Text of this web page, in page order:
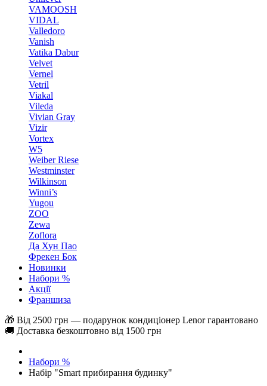
VAMOOSH
VIDAL
Valledoro
Vanish
Vatika Dabur
Velvet
Vernel
Vetril
Viakal
Vileda
Vivian Gray
Vizir
Vortex
W5
Weiber Riese
Westminster
Wilkinson
Winni’s
Yugou
ZOO
Zewa
Zoflora
Да Хун Пао
Фрекен Бок
Новинки
Набори %
Акції
Франшиза
🎁 Від 2500 грн — подарунок кондиціонер Lenor гарантовано
🚚 Доставка безкоштовно від 1500 грн
Набори %
Набір "Smart прибирання будинку"